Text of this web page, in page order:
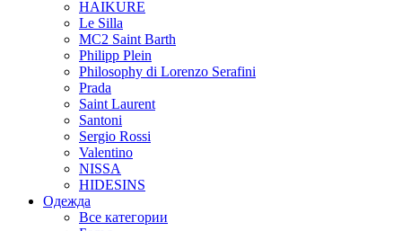
HAIKURE
Le Silla
MC2 Saint Barth
Philipp Plein
Philosophy di Lorenzo Serafini
Prada
Saint Laurent
Santoni
Sergio Rossi
Valentino
NISSA
HIDESINS
Одежда
Все категории